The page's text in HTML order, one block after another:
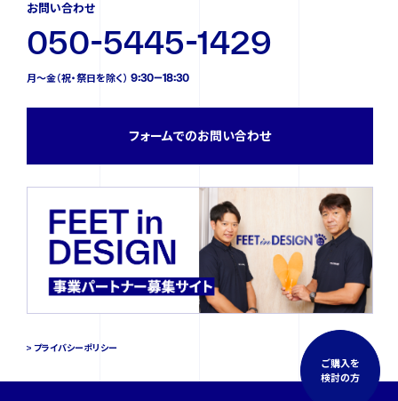
お問い合わせ
050-5445-1429
月〜金（祝・祭日を除く） 9:30—18:30
フォームでのお問い合わせ
プライバシーポリシー
ご購入を
検討の方